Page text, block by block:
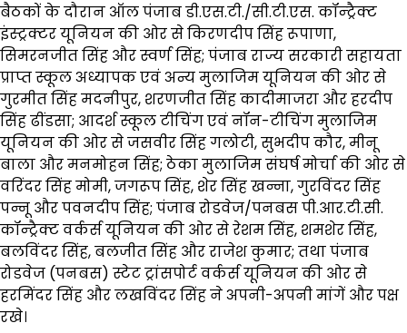
बैठकों के दौरान ऑल पंजाब डी.एस.टी./सी.टी.एस. कॉन्ट्रैक्ट
इंस्ट्रक्टर यूनियन की ओर से किरणदीप सिंह रूपाणा,
सिमरनजीत सिंह और स्वर्ण सिंह; पंजाब राज्य सरकारी सहायता
प्राप्त स्कूल अध्यापक एवं अन्य मुलाजिम यूनियन की ओर से
गुरमीत सिंह मदनीपुर, शरणजीत सिंह कादीमाजरा और हरदीप
सिंह ढींडसा; आदर्श स्कूल टीचिंग एवं नॉन-टीचिंग मुलाजिम
यूनियन की ओर से जसवीर सिंह गलोटी, सुभदीप कौर, मीनू
बाला और मनमोहन सिंह; ठेका मुलाजिम संघर्ष मोर्चा की ओर से
वरिंदर सिंह मोमी, जगरूप सिंह, शेर सिंह खन्ना, गुरविंदर सिंह
पन्नू और पवनदीप सिंह; पंजाब रोडवेज/पनबस पी.आर.टी.सी.
कॉन्ट्रैक्ट वर्कर्स यूनियन की ओर से रेशम सिंह, शमशेर सिंह,
बलविंदर सिंह, बलजीत सिंह और राजेश कुमार; तथा पंजाब
रोडवेज (पनबस) स्टेट ट्रांसपोर्ट वर्कर्स यूनियन की ओर से
हरमिंदर सिंह और लखविंदर सिंह ने अपनी-अपनी मांगें और पक्ष
रखे।